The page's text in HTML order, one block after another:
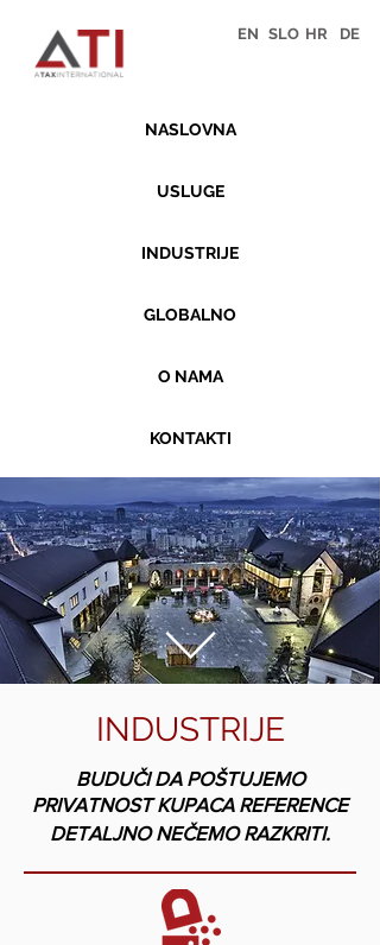
EN SLO HR DE
NASLOVNA
USLUGE
INDUSTRIJE
GLOBALNO
O NAMA
KONTAKTI
INDUSTRIJE
BUDUČI DA POŠTUJEMO
PRIVATNOST KUPACA REFERENCE
DETALJNO NEČEMO RAZKRITI.